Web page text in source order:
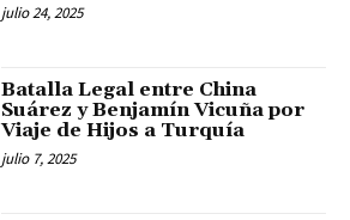
julio 24, 2025
Batalla Legal entre China
Suárez y Benjamín Vicuña por
Viaje de Hijos a Turquía
julio 7, 2025